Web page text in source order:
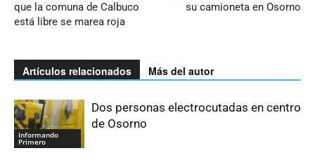
que la comuna de Calbuco
está libre se marea roja
su camioneta en Osorno
Artículos relacionados Más del autor
Informando
Primero
Dos personas electrocutadas en centro
de Osorno